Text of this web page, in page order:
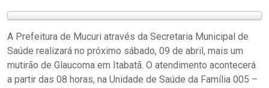
A Prefeitura de Mucuri através da Secretaria Municipal de
Saúde realizará no próximo sábado, 09 de abril, mais um
mutirão de Glaucoma em Itabatã. O atendimento acontecerá
a partir das 08 horas, na Unidade de Saúde da Família 005 –